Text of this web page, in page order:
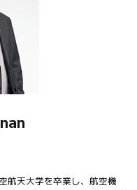
航天大学を卒業し、航空機